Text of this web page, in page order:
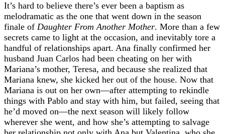
It’s hard to believe there’s ever been a baptism as
melodramatic as the one that went down in the season
finale of Daughter From Another Mother. More than a few
secrets came to light at the occasion, and inevitably tore a
handful of relationships apart. Ana finally confirmed her
husband Juan Carlos had been cheating on her with
Mariana’s mother, Teresa, and because she realized that
Mariana knew, she kicked her out of the house. Now that
Mariana is out on her own—after attempting to rekindle
things with Pablo and stay with him, but failed, seeing that
he’d moved on—the next season will likely follow
wherever she went, and how she’s attempting to salvage